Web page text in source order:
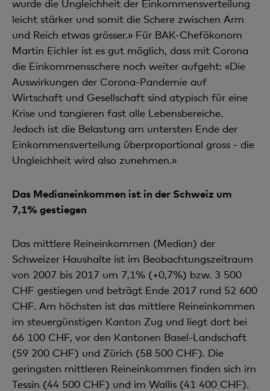
wurde die Ungleichheit der Einkommensverteilung
leicht stärker und somit die Schere zwischen Arm
und Reich etwas grösser.» Für BAK-Chefökonom
Martin Eichler ist es gut möglich, dass mit Corona
die Einkom­mensschere noch weiter aufgeht: «Die
Auswirkungen der Corona-Pandemie auf
Wirtschaft und Gesell­schaft sind atypisch für eine
Krise und tangieren fast alle Lebensbereiche.
Jedoch ist die Belastung am untersten Ende der
Einkommensverteilung überproportional gross - die
Ungleichheit wird also zuneh­men.»
Das Medianeinkommen ist in der Schweiz um
7,1% gestiegen
Das mittlere Reineinkommen (Median) der
Schweizer Haushalte ist im Beobachtungszeitraum
von 2007 bis 2017 um 7,1% (+0,7%) bzw. 3 500
CHF gestiegen und beträgt Ende 2017 rund 52 600
CHF. Am höchsten ist das mittlere Reineinkommen
im steuergünstigen Kanton Zug und liegt dort bei
66 100 CHF, vor den Kantonen Basel-Landschaft
(59 200 CHF) und Zürich (58 500 CHF). Die
geringsten mitt­leren Reineinkommen finden sich im
Tessin (44 500 CHF) und im Wallis (41 400 CHF).